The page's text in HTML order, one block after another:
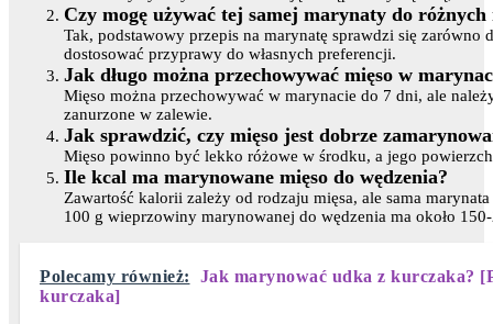
Czy mogę używać tej samej marynaty do różnych
Tak, podstawowy przepis na marynatę sprawdzi się
dostosować przyprawy do własnych preferencji.
Jak długo można przechowywać mięso w
Mięso można przechowywać w marynacie do 7 dni, ale
zanurzone w zalewie.
Jak sprawdzić, czy mięso jest dobrze
Mięso powinno być lekko różowe w środku, a jego
Ile kcal ma marynowane mięso do wędzenia?
Zawartość kalorii zależy od rodzaju mięsa, ale sama
100 g wieprzowiny marynowanej do wędzenia ma około
Polecamy również:
Jak marynować udka z kurczaka?
kurczaka]